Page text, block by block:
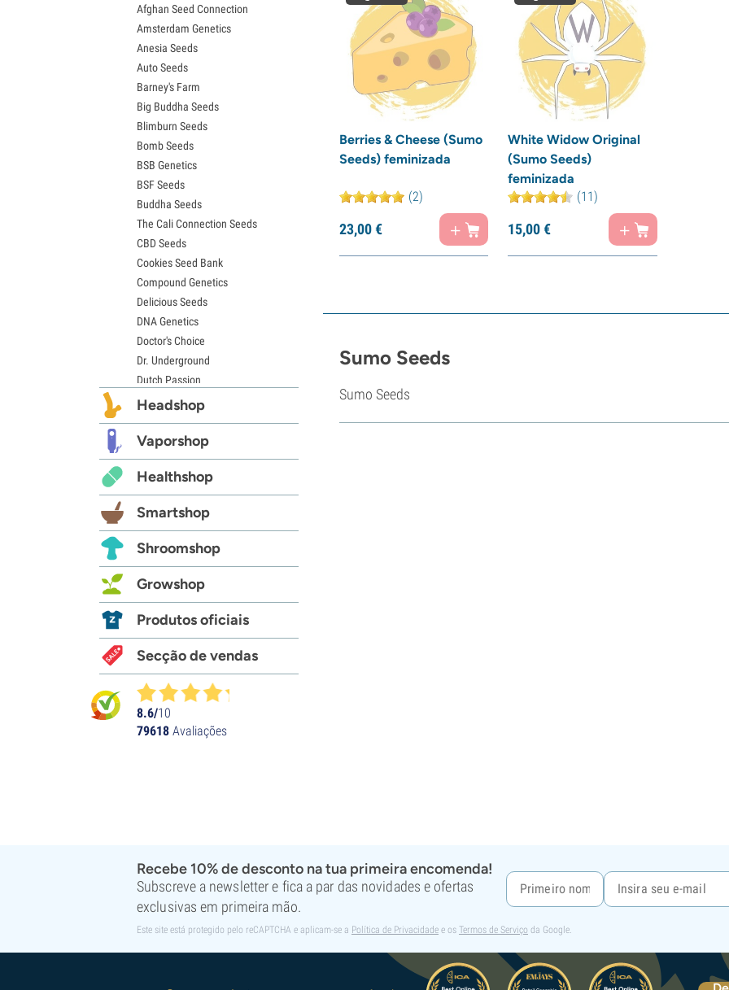
Berries & Cheese (Sumo
Seeds) feminizada
(2)
23,00€
White Widow Original
(Sumo Seeds)
feminizada
(11)
15,00€
Sumo Seeds
Sumo Seeds
Sementes Lemon Haze
Sementes Bruce Banner
Sementes Gelato
Sementes Sour Diesel
Sementes Jack Herer
Sementes Girl Scout Cookies (GSC)
Sementes de Wedding Cake
Sementes Zkittlez
Sementes Pineapple Express
Sementes Chemdawg
Sementes de Hindu Kush
Sementes de mimosa
Afghan Seed Connection
Amsterdam Genetics
Anesia Seeds
Auto Seeds
Barney's Farm
Big Buddha Seeds
Blimburn Seeds
Bomb Seeds
BSB Genetics
BSF Seeds
Buddha Seeds
The Cali Connection Seeds
CBD Seeds
Cookies Seed Bank
Compound Genetics
Delicious Seeds
DNA Genetics
Doctor's Choice
Dr. Underground
Dutch Passion
Elite Seeds
Exotic Seed
Expert Seeds
FastBuds
Female Seeds
French Touch Seeds
Garden of Green
GeneSeeds
G13 Labs
Grass-O-Matic
Growers Choice
Humboldt Seed Company
Humboldt Seed Organization
Kalashnikov Seeds
Kannabia
Nirvana Seeds
Original Sensible
Paradise Seeds
Perfect Tree
Headshop
Vaporshop
Healthshop
Smartshop
Shroomshop
Growshop
Produtos oficiais
Secção de vendas
8.6/10
79618 Avaliações
Recebe 10% de desconto na tua primeira encomenda!
Subscreve a newsletter e fica a par das novidades e ofertas
exclusivas em primeira mão.
Este site está protegido pelo reCAPTCHA e aplicam-se a Política de Privacidade e os Termos de Serviço da Google.